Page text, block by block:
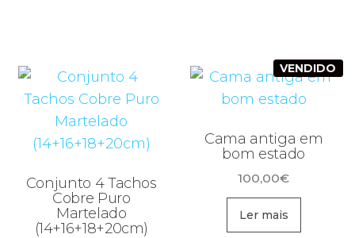
Conjunto 4 Tachos
Cobre Puro
Martelado
(14+16+18+20cm)
VENDIDO
Cama antiga em
bom estado
100,00€
Ler mais